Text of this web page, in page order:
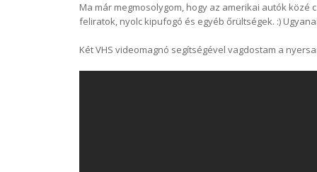
Ma már megmosolygom, hogy az amerikai autók
feliratok, nyolc kipufogó és egyéb őrültségek. :)
Két VHS videomagnó segítségével vagdostam a